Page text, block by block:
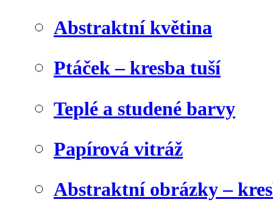
Abstraktní květina
Ptáček – kresba tuší
Teplé a studené barvy
Papírová vitráž
Abstraktní obrázky –